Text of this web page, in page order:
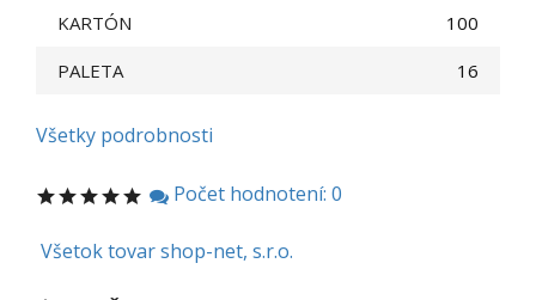
KARTÓN
100
PALETA
16
Všetky podrobnosti
Počet hodnotení: 0
Všetok tovar shop-net, s.r.o.